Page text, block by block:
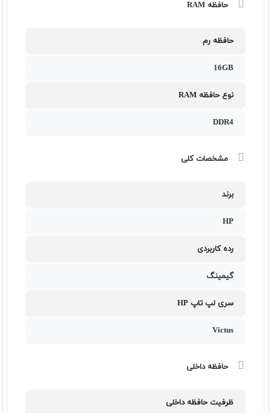
حافظه RAM
حافظه رم
16GB
نوع حافظه RAM
DDR4
مشخصات کلی
برند
HP
رده کاربردی
گیمینگ
سری لپ تاپ HP
Victus
حافظه داخلی
ظرفیت حافظه داخلی